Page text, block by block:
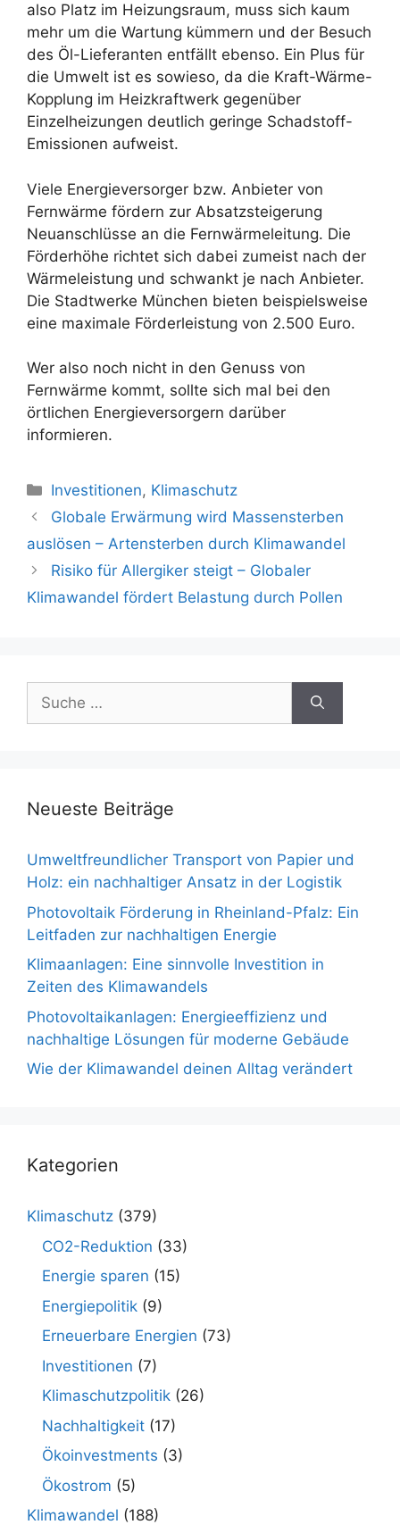
also Platz im Heizungsraum, muss sich kaum
mehr um die Wartung kümmern und der Besuch
des Öl-Lieferanten entfällt ebenso. Ein Plus für
die Umwelt ist es sowieso, da die Kraft-Wärme-
Kopplung im Heizkraftwerk gegenüber
Einzelheizungen deutlich geringe Schadstoff-
Emissionen aufweist.
Viele Energieversorger bzw. Anbieter von
Fernwärme fördern zur Absatzsteigerung
Neuanschlüsse an die Fernwärmeleitung. Die
Förderhöhe richtet sich dabei zumeist nach der
Wärmeleistung und schwankt je nach Anbieter.
Die Stadtwerke München bieten beispielsweise
eine maximale Förderleistung von 2.500 Euro.
Wer also noch nicht in den Genuss von
Fernwärme kommt, sollte sich mal bei den
örtlichen Energieversorgern darüber
informieren.
Kategorien
Investitionen, Klimaschutz
Beitrags-
Navigation
Globale Erwärmung wird Massensterben
auslösen – Artensterben durch Klimawandel
Risiko für Allergiker steigt – Globaler
Klimawandel fördert Belastung durch Pollen
Suche
nach:
Neueste Beiträge
Umweltfreundlicher Transport von Papier und
Holz: ein nachhaltiger Ansatz in der Logistik
Photovoltaik Förderung in Rheinland-Pfalz: Ein
Leitfaden zur nachhaltigen Energie
Klimaanlagen: Eine sinnvolle Investition in
Zeiten des Klimawandels
Photovoltaikanlagen: Energieeffizienz und
nachhaltige Lösungen für moderne Gebäude
Wie der Klimawandel deinen Alltag verändert
Kategorien
Klimaschutz (379)
CO2-Reduktion (33)
Energie sparen (15)
Energiepolitik (9)
Erneuerbare Energien (73)
Investitionen (7)
Klimaschutzpolitik (26)
Nachhaltigkeit (17)
Ökoinvestments (3)
Ökostrom (5)
Klimawandel (188)